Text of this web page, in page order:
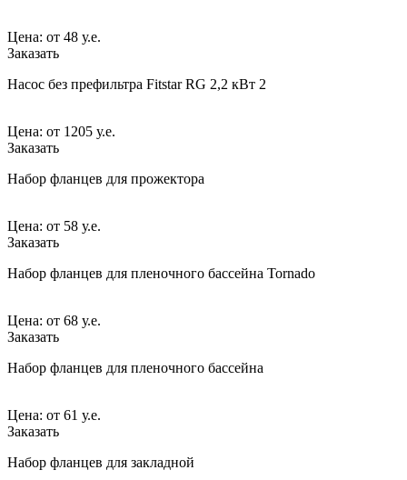
Цена: от 48 у.е.
Заказать
Насос без префильтра Fitstar RG 2,2 кВт 2
Цена: от 1205 у.е.
Заказать
Набор фланцев для прожектора
Цена: от 58 у.е.
Заказать
Набор фланцев для пленочного бассейна Tornado
Цена: от 68 у.е.
Заказать
Набор фланцев для пленочного бассейна
Цена: от 61 у.е.
Заказать
Набор фланцев для закладной